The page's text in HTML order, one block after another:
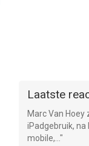
Laatste
Marc Van Hoey
iPadgebruik,
mobile,... "